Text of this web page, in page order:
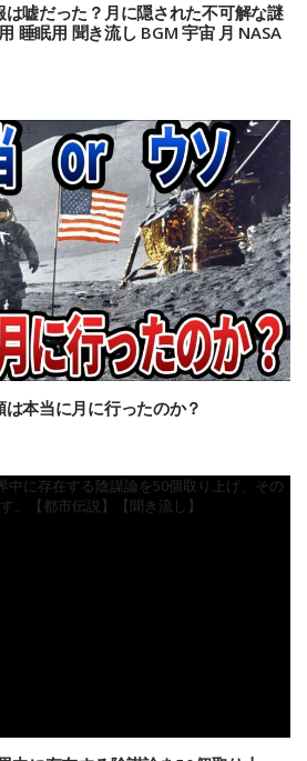
嘘だった？月に隠された不可解な謎
睡眠用 聞き流し BGM 宇宙 月 NASA
本当に月に行ったのか？